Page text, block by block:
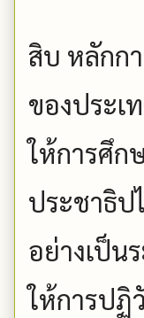
สิบ หลักก
ของประเ
ให้การศึก
ประชาธิ
อย่างเป็น
ให้การปฏิ